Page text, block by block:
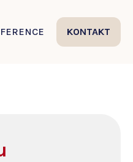
KONTAKT